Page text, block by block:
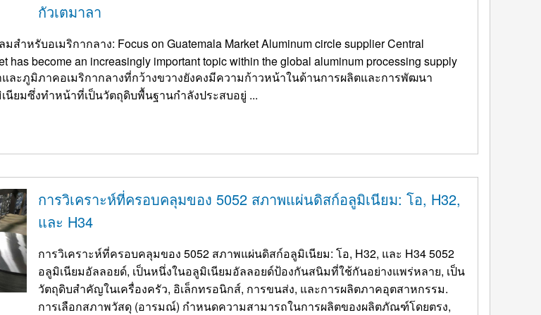
กัวเตมาลา
สำหรับอเมริกากลาง: Focus on Guatemala Market Aluminum circle supplier Central
has become an increasingly important topic within the global aluminum processing supply
ละภูมิภาคอเมริกากลางที่กว้างขวางยังคงมีความก้าวหน้าในด้านการผลิตและการพัฒนา
อุตสาหกรรม, วงกลมอะลูมิเนียมซึ่งทำหน้าที่เป็นวัตถุดิบพื้นฐานกำลังประสบอยู่ ...
การวิเคราะห์ที่ครอบคลุมของ 5052 สภาพแผ่นดิสก์อลูมิเนียม: โอ, H32,
และ H34
การวิเคราะห์ที่ครอบคลุมของ 5052 สภาพแผ่นดิสก์อลูมิเนียม: โอ, H32, และ H34 5052
อลูมิเนียมอัลลอยด์, เป็นหนึ่งในอลูมิเนียมอัลลอยด์ป้องกันสนิมที่ใช้กันอย่างแพร่หลาย, เป็น
วัตถุดิบสำคัญในเครื่องครัว, อิเล็กทรอนิกส์, การขนส่ง, และการผลิตภาคอุตสาหกรรม.
การเลือกสภาพวัสดุ (อารมณ์) กำหนดความสามารถในการผลิตของผลิตภัณฑ์โดยตรง,